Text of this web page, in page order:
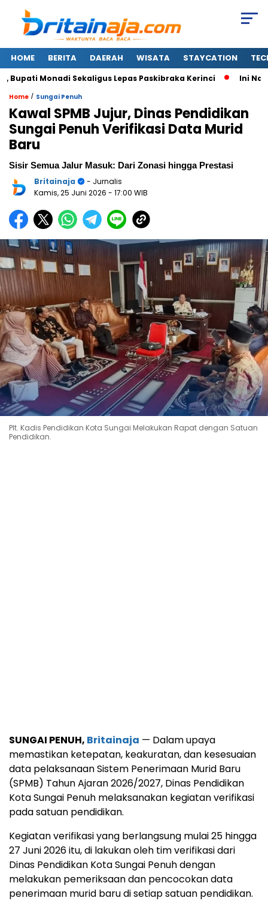
HOME BERITA DAERAH WISATA STAYCATION
Monadi Sekaligus Lepas Paskibraka Kerinci Ini Nama-
Home / Sungai Penuh
Kawal SPMB Jujur, Dinas Pendidikan
Sungai Penuh Verifikasi Data Murid
Baru
Sisir Semua Jalur Masuk: Dari Zonasi hingga Prestasi
Britainaja
- Jurnalis
Kamis, 25 Juni 2026 - 17:00 WIB
Plt. Kadis Pendidikan Kota Sungai Melakukan Rapat dengan Satuan
Pendidikan.
SUNGAI PENUH, Britainaja — Dalam upaya
memastikan ketepatan, keakuratan, dan kesesuaian
data pelaksanaan Sistem Penerimaan Murid Baru
(SPMB) Tahun Ajaran 2026/2027, Dinas Pendidikan
Kota Sungai Penuh melaksanakan kegiatan verifikasi
pada satuan pendidikan.
Kegiatan verifikasi yang berlangsung mulai 25 hingga
27 Juni 2026 itu, di lakukan oleh tim verifikasi dari
Dinas Pendidikan Kota Sungai Penuh dengan
melakukan pemeriksaan dan pencocokan data
penerimaan murid baru di setiap satuan pendidikan.